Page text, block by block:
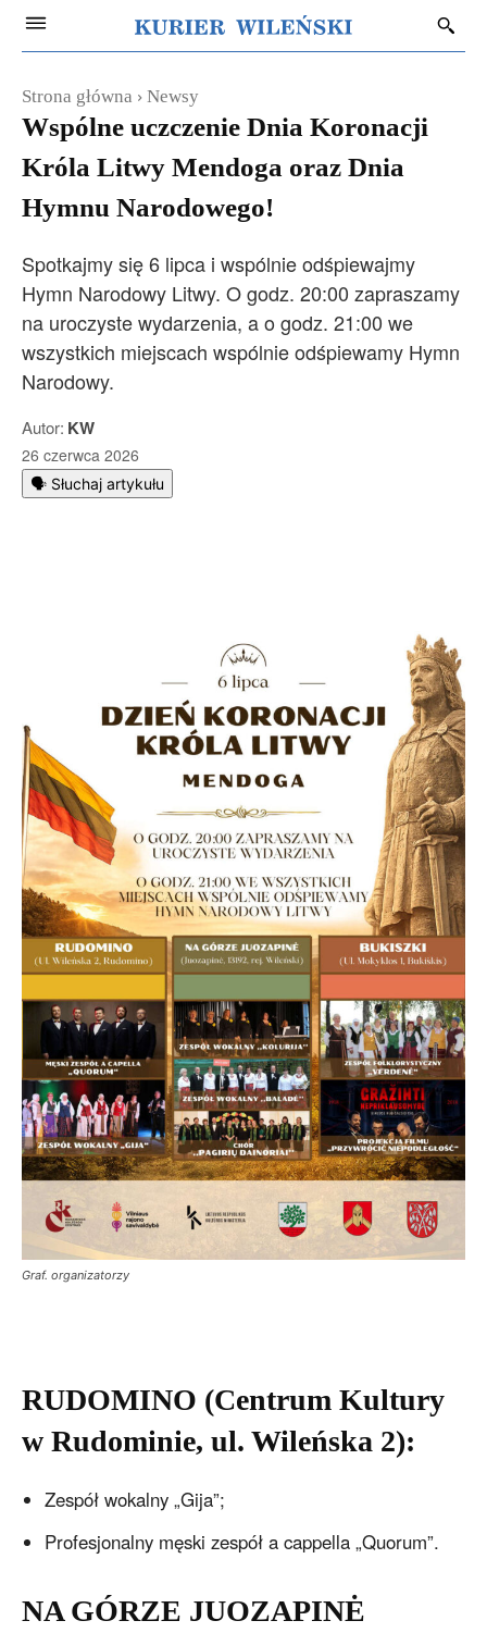
Strona główna Newsy
Wspólne uczczenie Dnia Koronacji
Króla Litwy Mendoga oraz Dnia
Hymnu Narodowego!
Spotkajmy się 6 lipca i wspólnie odśpiewajmy
Hymn Narodowy Litwy. O godz. 20:00 zapraszamy
na uroczyste wydarzenia, a o godz. 21:00 we
wszystkich miejscach wspólnie odśpiewamy Hymn
Narodowy.
Autor: KW
26 czerwca 2026
🗣️ Słuchaj artykułu
Graf. organizatorzy
RUDOMINO (Centrum Kultury
w Rudominie, ul. Wileńska 2):
Zespół wokalny „Gija”;
Profesjonalny męski zespół a cappella „Quorum”.
NA GÓRZE JUOZAPINĖ